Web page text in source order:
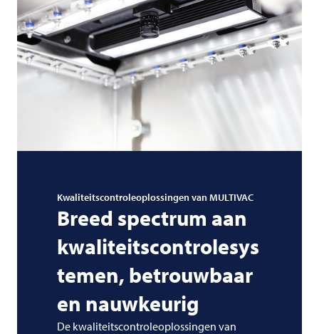
Kwaliteitscontroleoplossingen van MULTIVAC
Breed spectrum aan
kwaliteitscontrolesys
temen, betrouwbaar
en nauwkeurig
De kwaliteitscontroleoplossingen van